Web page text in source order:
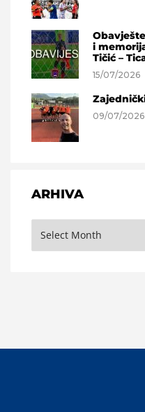
i
Tičić –
15/07/2026
09/07/2026
ARHIVA